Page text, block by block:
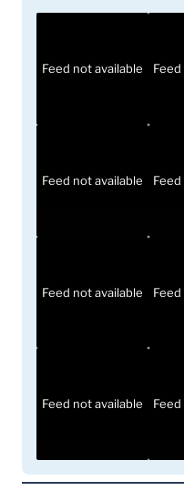
Feed not available
Feed not available
Feed not available
Feed not available